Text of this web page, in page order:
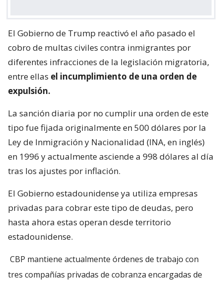
El Gobierno de Trump reactivó el año pasado el
cobro de multas civiles contra inmigrantes por
diferentes infracciones de la legislación migratoria,
entre ellas el incumplimiento de una orden de
expulsión.
La sanción diaria por no cumplir una orden de este
tipo fue fijada originalmente en 500 dólares por la
Ley de Inmigración y Nacionalidad (INA, en inglés)
en 1996 y actualmente asciende a 998 dólares al día
tras los ajustes por inflación.
El Gobierno estadounidense ya utiliza empresas
privadas para cobrar este tipo de deudas, pero
hasta ahora estas operan desde territorio
estadounidense.
CBP mantiene actualmente órdenes de trabajo con
tres compañías privadas de cobranza encargadas de